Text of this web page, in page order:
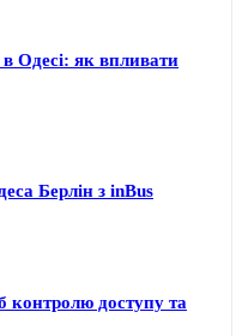
в Одесі: як впливати
Берлін з inBus
контролю доступу та